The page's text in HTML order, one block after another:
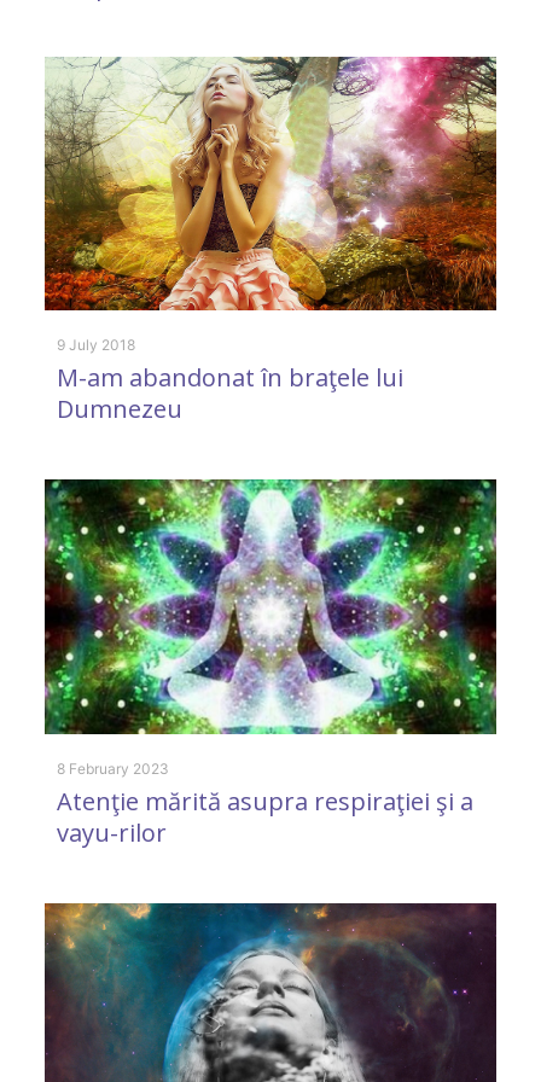
9 July 2018
M-am abandonat în braţele lui
Dumnezeu
8 February 2023
Atenţie mărită asupra respiraţiei şi a
vayu-rilor